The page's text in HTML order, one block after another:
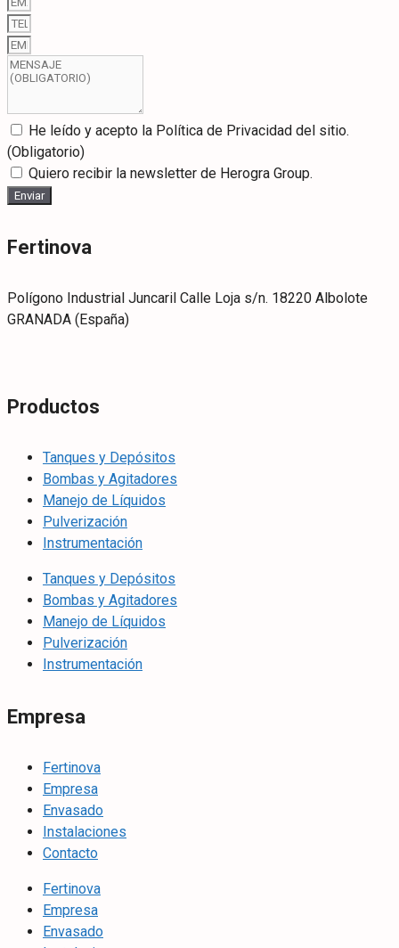
He leído y acepto la Política de Privacidad del sitio.
(Obligatorio)
Quiero recibir la newsletter de Herogra Group.
Enviar
Fertinova
Polígono Industrial Juncaril Calle Loja s/n. 18220 Albolote
GRANADA (España)
Productos
Tanques y Depósitos
Bombas y Agitadores
Manejo de Líquidos
Pulverización
Instrumentación
Tanques y Depósitos
Bombas y Agitadores
Manejo de Líquidos
Pulverización
Instrumentación
Empresa
Fertinova
Empresa
Envasado
Instalaciones
Contacto
Fertinova
Empresa
Envasado